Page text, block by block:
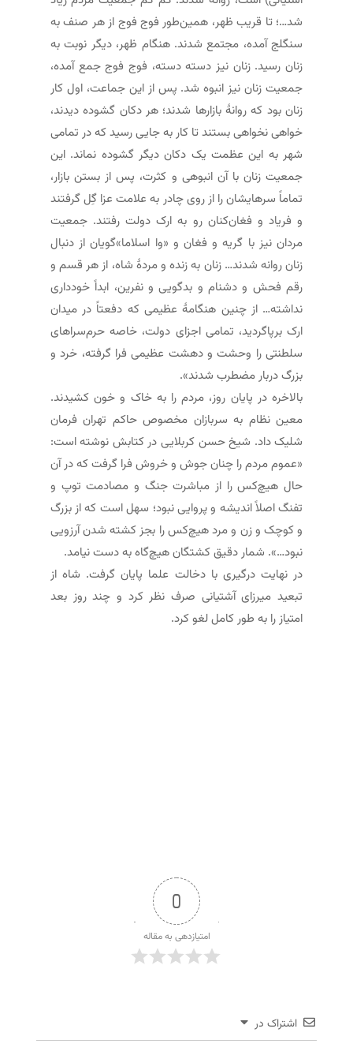
شد…؛ تا قریب ظهر، همین‌طور فوج فوج از هر صنف به
سنگلج آمده، مجتمع شدند. هنگام ظهر، دیگر نوبت به
زنان رسید. زنان نیز دسته دسته، فوج فوج جمع آمده،
جمعیت زنان نیز انبوه شد. پس از این جماعت، اول کار
زنان بود که روانهٔ بازارها شدند؛ هر دکان گشوده دیدند،
خواهی نخواهی بستند تا کار به جایی رسید که در تمامی
شهر به این عظمت یک دکان دیگر گشوده نماند. این
جمعیت زنان با آن انبوهی و کثرت، پس از بستن بازار،
تماماً سرهایشان را از روی چادر به علامت عزا گِل گرفتند
و فریاد و فغان‌کنان رو به ارک دولت رفتند. جمعیت
مردان نیز با گریه و فغان و «وا اسلاما»گویان از دنبال
زنان روانه شدند… زنان به زنده و مردهٔ شاه، از هر قسم و
رقم فحش و دشنام و بدگویی و نفرین، ابداً خودداری
نداشته… از چنین هنگامه­ٔ عظیمی که دفعتاً در میدان
ارک برپاگردید، تمامی اجزای دولت، خاصه حرم‌سراهای
سلطنتی را وحشت و دهشت عظیمی فرا گرفته، خرد و
بزرگ دربار مضطرب شدند».
بالاخره در پایان روز، مردم را به خاک و خون کشیدند.
معین نظام به سربازان مخصوص حاکم تهران فرمان
شلیک داد. شیخ حسن کربلایی در کتابش نوشته است:
«عموم مردم را چنان جوش و خروش فرا گرفت که در آن
حال هیچ‌کس را از مباشرت جنگ و مصادمت توپ و
تفنگ اصلاً اندیشه و پروایی نبود؛ سهل است که از بزرگ
و کوچک و زن و مرد هیچ‌کس را بجز کشته ­شدن آرزویی
نبود…». شمار دقیق کشتگان هیچ‌گاه به دست نیامد.
در نهایت درگیری با دخالت علما پایان ­گرفت. شاه از
تبعید میرزای آشتیانی صرف نظر کرد و چند روز بعد
امتیاز را به طور کامل لغو کرد.
0
امتیازدهی به مقاله
اشتراک در